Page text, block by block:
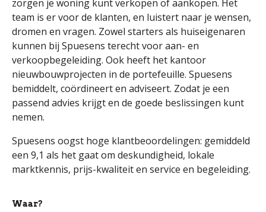
zorgen je woning kunt verkopen of aankopen. Het
team is er voor de klanten, en luistert naar je wensen,
dromen en vragen. Zowel starters als huiseigenaren
kunnen bij Spuesens terecht voor aan- en
verkoopbegeleiding. Ook heeft het kantoor
nieuwbouwprojecten in de portefeuille. Spuesens
bemiddelt, coördineert en adviseert. Zodat je een
passend advies krijgt en de goede beslissingen kunt
nemen.
Spuesens oogst hoge klantbeoordelingen: gemiddeld
een 9,1 als het gaat om deskundigheid, lokale
marktkennis, prijs-kwaliteit en service en begeleiding.
Waar?